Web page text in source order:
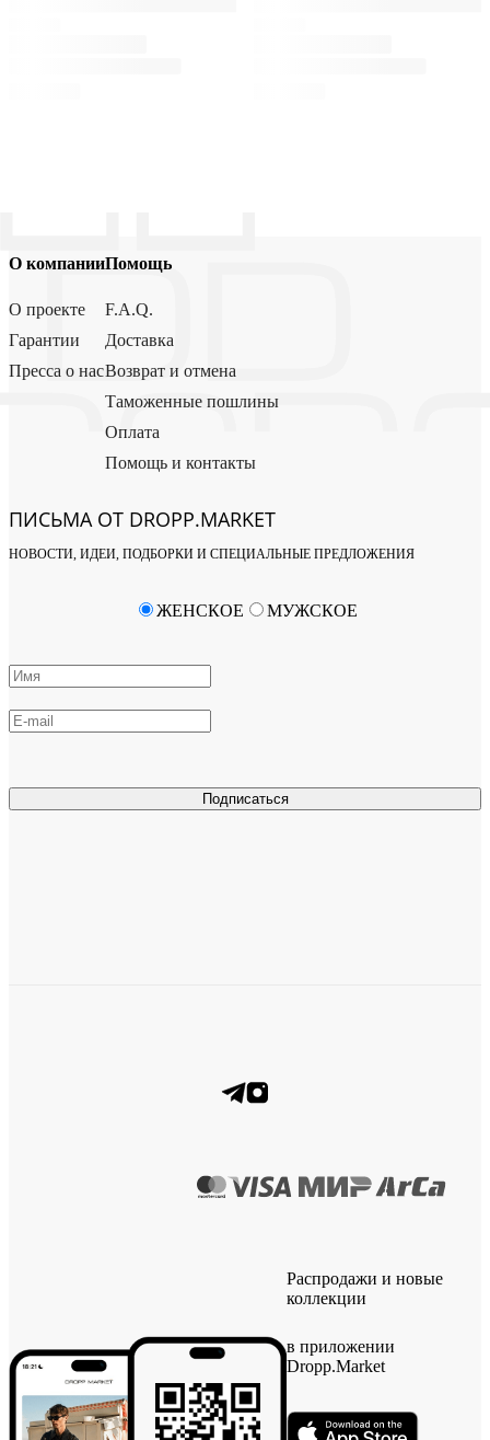
О компании
О проекте
Гарантии
Пресса о нас
Помощь
F.A.Q.
Доставка
Возврат и отмена
Таможенные пошлины
Оплата
Помощь и контакты
ПИСЬМА ОТ DROPP.MARKET
НОВОСТИ, ИДЕИ, ПОДБОРКИ И СПЕЦИАЛЬНЫЕ ПРЕДЛОЖЕНИЯ
Подписаться
ЖЕНСКОЕ МУЖСКОЕ
Распродажи и новые
коллекции
в приложении
Dropp.Market